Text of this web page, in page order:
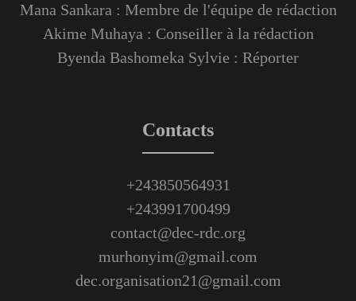
Mana Sankara : Membre de l'équipe de rédaction
Akime Muhaya : Conseiller à la rédaction
Byenda Bashomeka Sylvie : Réporter
Contacts
+243850564931
+243991700499
contact@dec-rdc.org
murhonyim@gmail.com
dec.organisation21@gmail.com